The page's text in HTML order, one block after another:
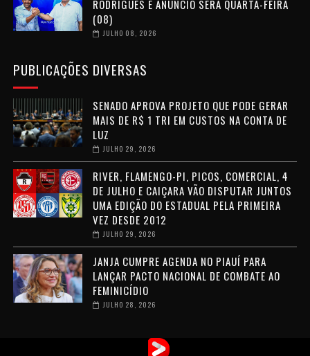
RODRIGUES E ANÚNCIO SERÁ QUARTA-FEIRA
(08)
JULHO 08, 2026
PUBLICAÇÕES DIVERSAS
SENADO APROVA PROJETO QUE PODE GERAR
MAIS DE R$ 1 TRI EM CUSTOS NA CONTA DE
LUZ
JULHO 29, 2026
RIVER, FLAMENGO-PI, PICOS, COMERCIAL, 4
DE JULHO E CAIÇARA VÃO DISPUTAR JUNTOS
UMA EDIÇÃO DO ESTADUAL PELA PRIMEIRA
VEZ DESDE 2012
JULHO 29, 2026
JANJA CUMPRE AGENDA NO PIAUÍ PARA
LANÇAR PACTO NACIONAL DE COMBATE AO
FEMINICÍDIO
JULHO 28, 2026